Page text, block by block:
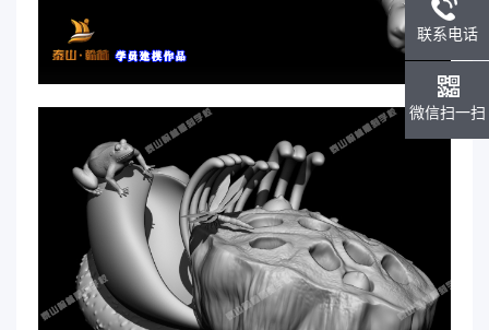
联系电话
微信扫一扫